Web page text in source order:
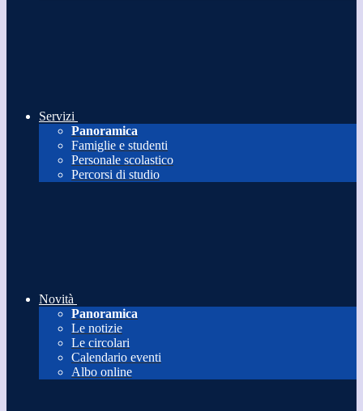
Servizi
Panoramica
Famiglie e studenti
Personale scolastico
Percorsi di studio
Novità
Panoramica
Le notizie
Le circolari
Calendario eventi
Albo online